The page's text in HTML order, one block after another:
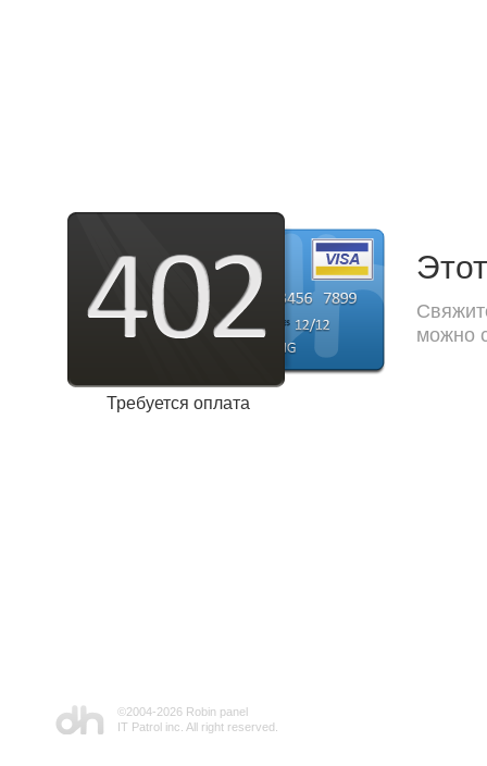
Требуется оплата
можно
©2004-2026 Robin panel
IT Patrol inc. All right reserved.